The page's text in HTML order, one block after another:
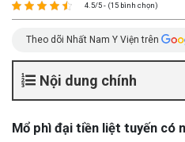
4.5/5 - (15 bình chọn)
Theo dõi Nhất Nam Y Viện trên
Nội dung chính
Mổ phì đại tiền liệt tuyến có